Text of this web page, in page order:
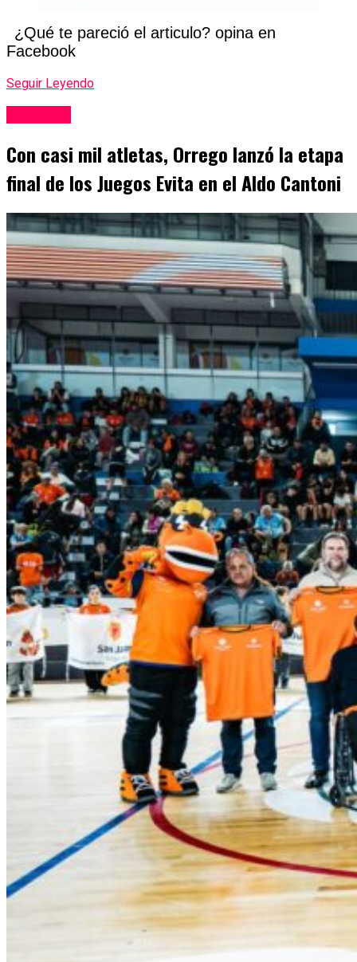
¿Qué te pareció el articulo? opina en
Facebook
Seguir Leyendo
Con casi mil atletas, Orrego lanzó la etapa
final de los Juegos Evita en el Aldo Cantoni